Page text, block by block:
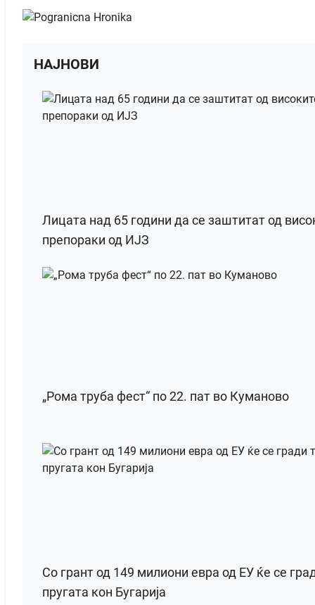
НАЈНОВИ
Лицата над 65 години да се заштитат од
препораки од ИЈЗ
„Рома труба фест“ по 22. пат во Куманово
Со грант од 149 милиони евра од ЕУ ќе се
пругата кон Бугарија